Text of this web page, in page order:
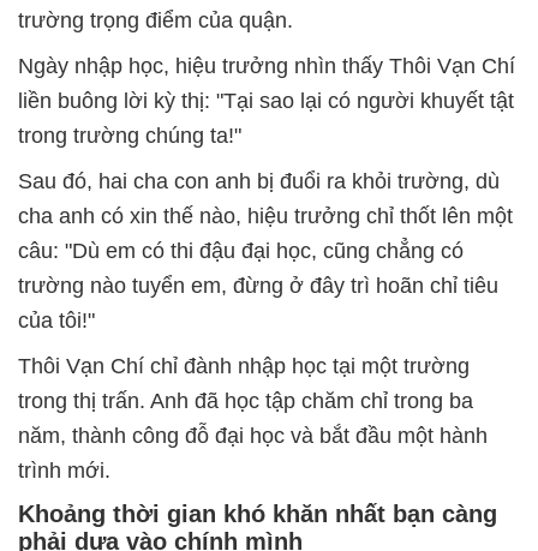
trường trọng điểm của quận.
Ngày nhập học, hiệu trưởng nhìn thấy Thôi Vạn Chí
liền buông lời kỳ thị: "Tại sao lại có người khuyết tật
trong trường chúng ta!"
Sau đó, hai cha con anh bị đuổi ra khỏi trường, dù
cha anh có xin thế nào, hiệu trưởng chỉ thốt lên một
câu: "Dù em có thi đậu đại học, cũng chẳng có
trường nào tuyển em, đừng ở đây trì hoãn chỉ tiêu
của tôi!"
Thôi Vạn Chí chỉ đành nhập học tại một trường
trong thị trấn. Anh đã học tập chăm chỉ trong ba
năm, thành công đỗ đại học và bắt đầu một hành
trình mới.
Khoảng thời gian khó khăn nhất bạn càng
phải dựa vào chính mình